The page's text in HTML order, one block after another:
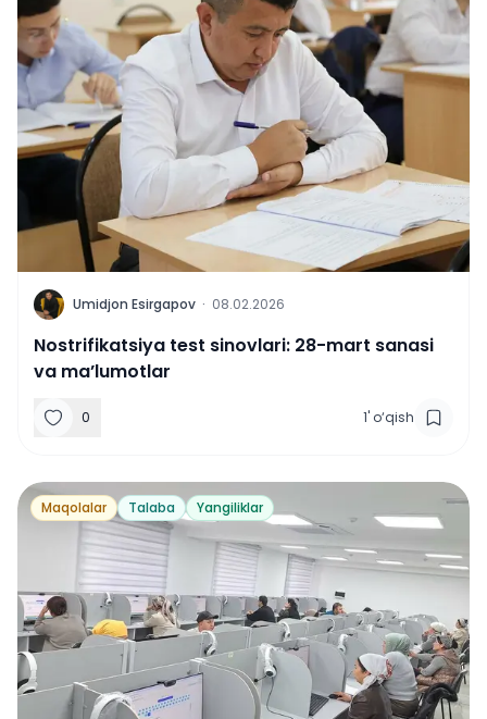
U Umidjon Esirgapov · 08.02.2026
Nostrifikatsiya test sinovlari: 28-mart sanasi
va ma’lumotlar
0 1' o‘qish
Maqolalar Talaba Yangiliklar